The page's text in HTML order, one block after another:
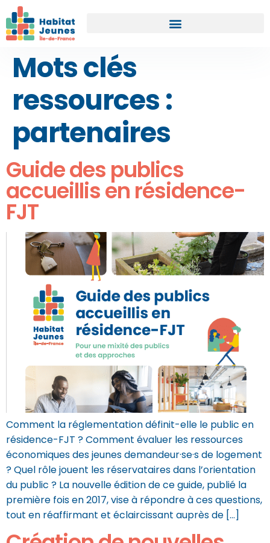
Mots clés
ressources :
partenaires
Guide des publics
accueillis en résidence-
FJT
Comment la réglementation définit-elle le public en
résidence-FJT ? Comment évaluer les ressources
économiques des jeunes demandeur·se·s de logement
? Quel rôle jouent les réservataires dans l’orientation
du public ? La nouvelle édition de ce guide, publié la
première fois en 2017, vise à répondre à ces questions,
tout en réaffirmant et éclaircissant auprès de […]